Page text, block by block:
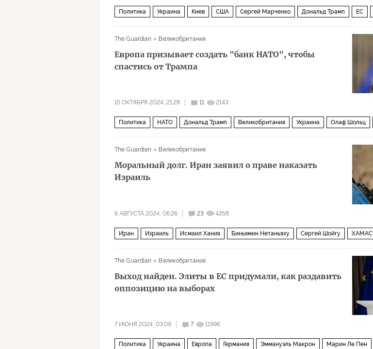
Политика Украина Киев США Сергей Марченко Дональд Трамп ЕС
The Guardian
Великобритания
Европа призывает создать "банк НАТО", чтобы
спастись от Трампа
15 ОКТЯБРЯ 2024, 21:28 11 2143
Политика НАТО Дональд Трамп Великобритания Украина Олаф Шольц
The Guardian
Великобритания
Моральный долг. Иран заявил о праве наказать
Израиль
6 АВГУСТА 2024, 06:26 23 4258
Иран Израиль Исмаил Хания Биньямин Нетаньяху Сергей Шойгу ХАМАС
The Guardian
Великобритания
Выход найден. Элиты в ЕС придумали, как раздавить
оппозицию на выборах
7 ИЮНЯ 2024, 03:09 7 11996
Политика Украина Европа Германия Эммануэль Макрон Марин Ле Пен